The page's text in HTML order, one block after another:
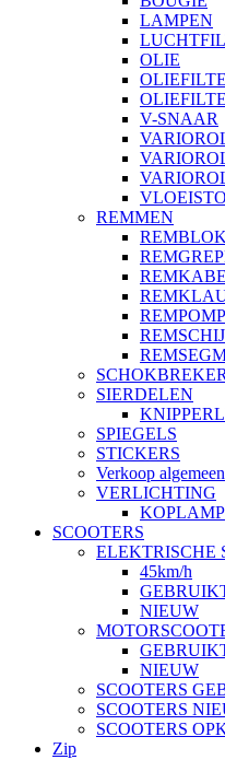
LAMPEN
OLIE
V-SNAAR
REMMEN
REMPOMP
SIERDELEN
SPIEGELS
STICKERS
Verkoop algemeen
VERLICHTING
KOPLAMP
SCOOTERS
ELEKTRISCHE
45km/h
NIEUW
NIEUW
SCOOTERS
SCOOTERS
SCOOTERS
Zip